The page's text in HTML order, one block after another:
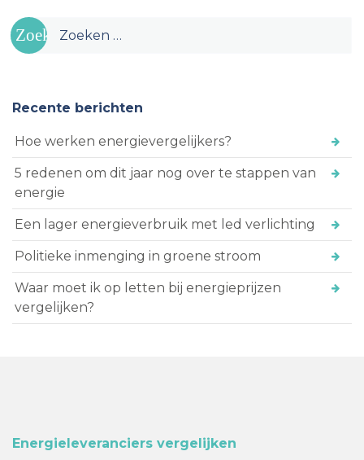
Zoeken
naar:
Recente berichten
Hoe werken energievergelijkers?
5 redenen om dit jaar nog over te stappen van
energie
Een lager energieverbruik met led verlichting
Politieke inmenging in groene stroom
Waar moet ik op letten bij energieprijzen
vergelijken?
Energieleveranciers vergelijken